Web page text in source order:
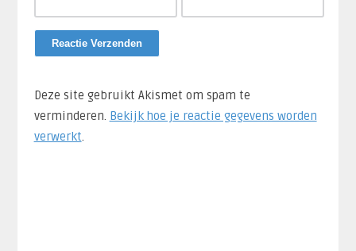
Deze site gebruikt Akismet om spam te
verminderen. Bekijk hoe je reactie gegevens worden
verwerkt.